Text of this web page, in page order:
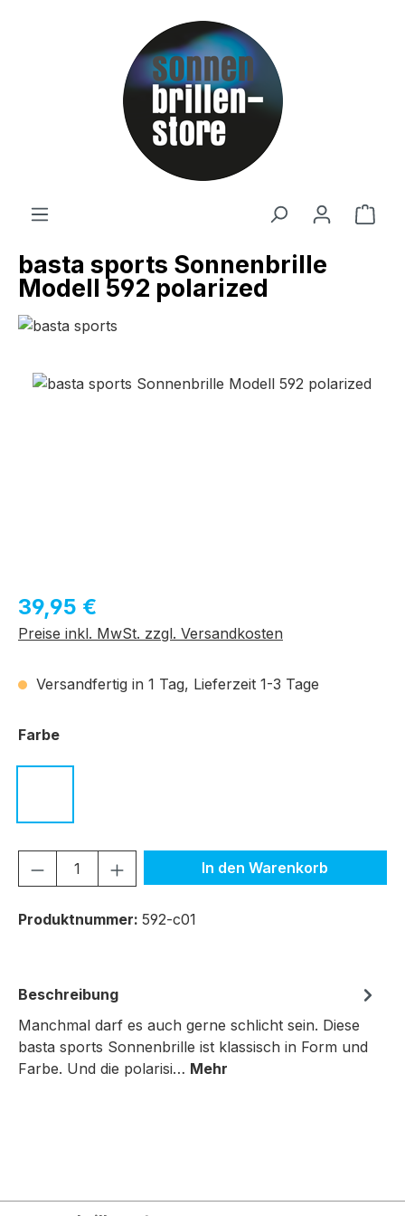
Zum Hauptinhalt springen
basta sports Sonnenbrille
Modell 592 polarized
Bildergalerie überspringen
Regulärer Preis:
39,95 €
Preise inkl. MwSt. zzgl. Versandkosten
Versandfertig in 1 Tag, Lieferzeit 1-3 Tage
Farbeauswählen
Produkt Anzahl: Gib den gewünschten
In den Warenkorb
Produktnummer: 592-c01
Beschreibung
Manchmal darf es auch gerne schlicht sein. Diese
basta sports Sonnenbrille ist klassisch in Form und
Farbe. Und die polarisi… Mehr